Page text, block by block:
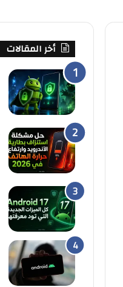
أخر المقالات